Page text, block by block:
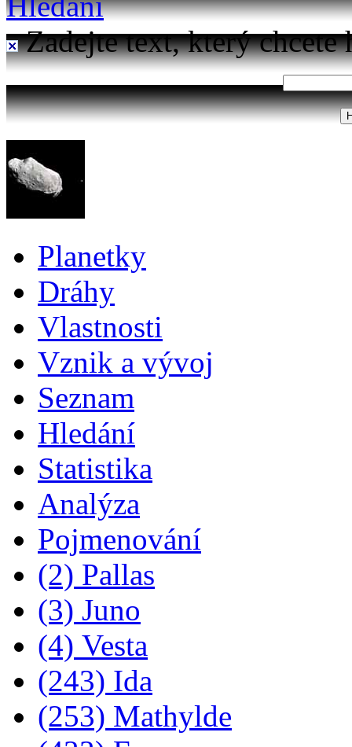
Zadejte text, který chcete
Planetky
Dráhy
Vlastnosti
Vznik a vývoj
Seznam
Hledání
Statistika
Analýza
Pojmenování
(2) Pallas
(3) Juno
(4) Vesta
(243) Ida
(253) Mathylde